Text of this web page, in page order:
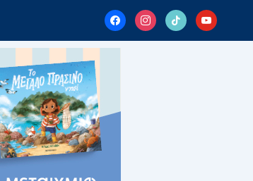
facebookinstagram
tiktok youtube